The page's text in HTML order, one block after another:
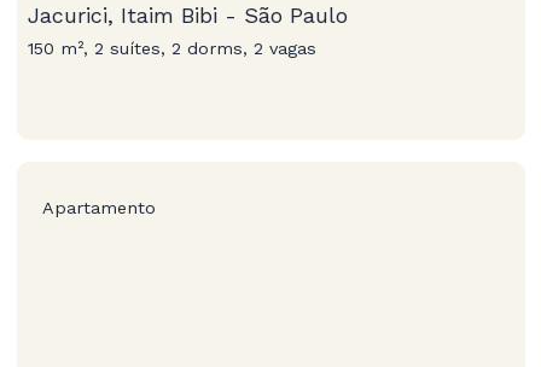
Jacurici, Itaim Bibi - São Paulo
150 m², 2 suítes, 2 dorms, 2 vagas
Apartamento